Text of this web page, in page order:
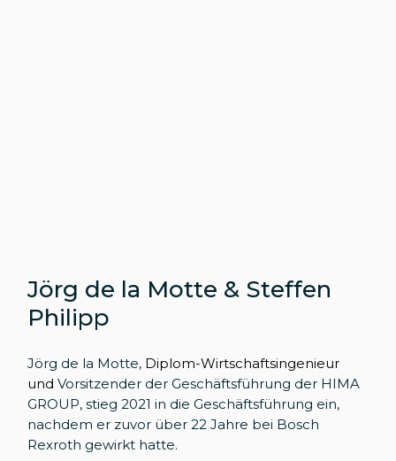
Jörg de la Motte & Steffen
Philipp
Jörg de la Motte, Diplom-Wirtschaftsingenieur
undVorsitzender der Geschäftsführung der HIMA
GROUP, stieg 2021 in die Geschäftsführung ein,
nachdem er zuvor über 22 Jahre bei Bosch
Rexroth gewirkt hatte.